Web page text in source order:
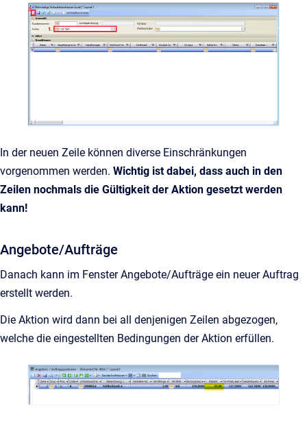
In der neuen Zeile können diverse Einschränkungen
vorgenommen werden. Wichtig ist dabei, dass auch in den
Zeilen nochmals die Gültigkeit der Aktion gesetzt werden
kann!
Angebote/Aufträge
Danach kann im Fenster Angebote/Aufträge ein neuer Auftrag
erstellt werden.
Die Aktion wird dann bei all denjenigen Zeilen abgezogen,
welche die eingestellten Bedingungen der Aktion erfüllen.